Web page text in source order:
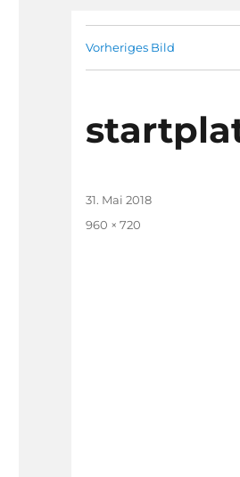
Vorheriges Bild
Veröffentlicht
31. Mai 2018
Originalgröße
960 × 720